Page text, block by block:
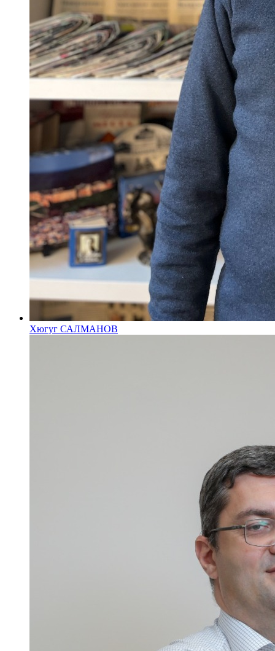
Хюгуг САЛМАНОВ